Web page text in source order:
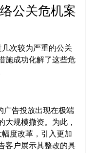
公关危机案
几次较为严重的公关
施成功化解了这些危
广告投放出现在极端
大规模撤资。为此，
幅度改革，引入更加
客户展示其整改的具